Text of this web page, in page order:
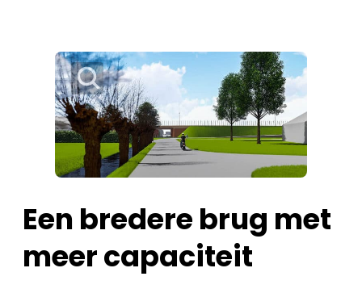
Een bredere brug met
meer capaciteit